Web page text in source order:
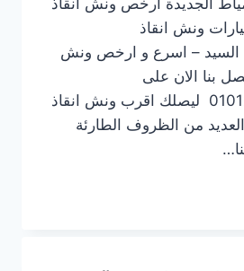
الجديدة ارخص ونش انقاذ
ونش انقاذ
السيد – اسرع و ارخص ونش
بنا الان على
رقم 01012394944 ليصلك اقرب ونش انقاذ
من الظروف الطارئة